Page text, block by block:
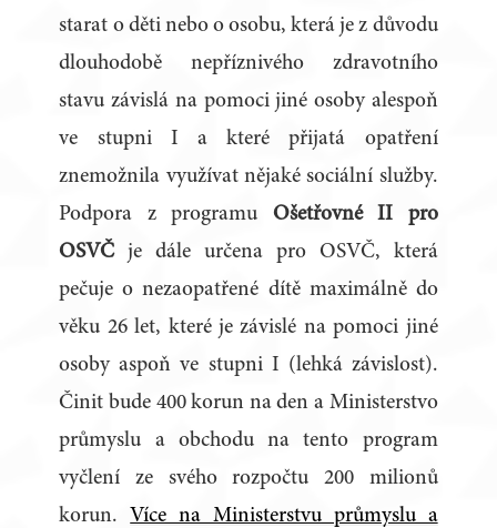
starat o děti nebo o osobu, která je z důvodu
dlouhodobě nepříznivého zdravotního
stavu závislá na pomoci jiné osoby alespoň
ve stupni I a které přijatá opatření
znemožnila využívat nějaké sociální služby.
Podpora z programu Ošetřovné II pro
OSVČje dále určena pro OSVČ, která
pečuje o nezaopatřené dítě maximálně do
věku 26 let, které je závislé na pomoci jiné
osoby aspoň ve stupni I (lehká závislost).
Činit bude 400 korun na den a Ministerstvo
průmyslu a obchodu na tento program
vyčlení ze svého rozpočtu 200 milionů
korun. Více na Ministerstvu průmyslu a